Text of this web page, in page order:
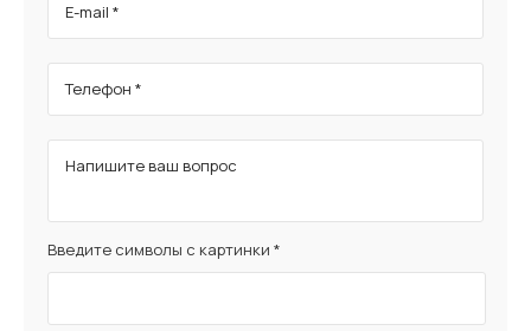
E-mail *
Телефон *
Напишите ваш вопрос
Введите символы с картинки *